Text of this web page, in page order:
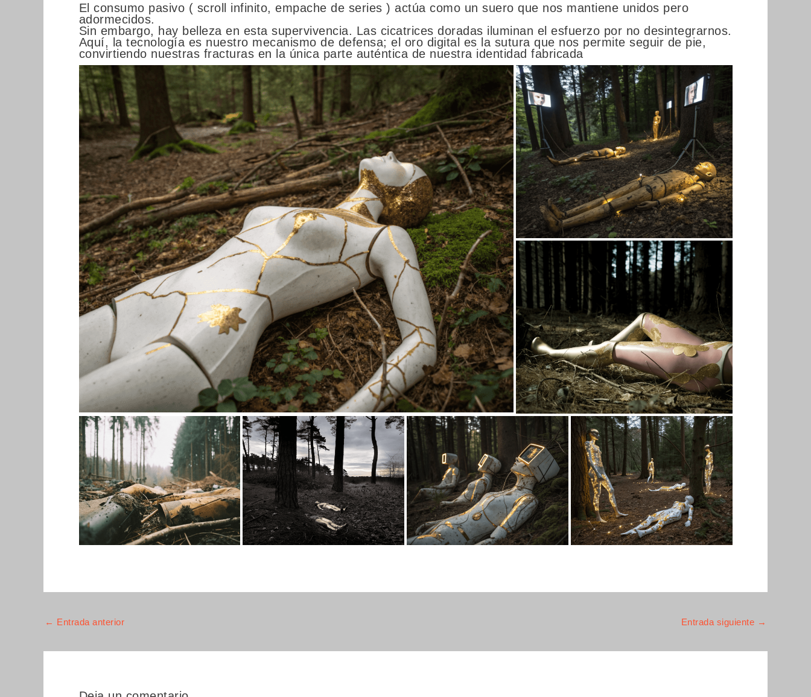
El consumo pasivo ( scroll infinito, empache de series ) actúa como un suero que nos mantiene unidos pero
adormecidos.
Sin embargo, hay belleza en esta supervivencia. Las cicatrices doradas iluminan el esfuerzo por no desintegrarnos.
Aquí, la tecnología es nuestro mecanismo de defensa; el oro digital es la sutura que nos permite seguir de pie,
convirtiendo nuestras fracturas en la única parte auténtica de nuestra identidad fabricada
← Entrada anterior Entrada siguiente →